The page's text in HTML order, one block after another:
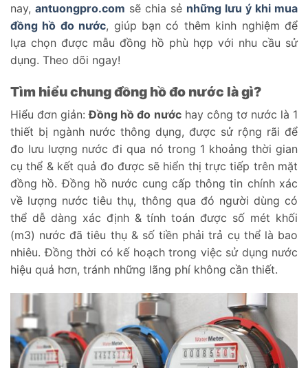
nay, antuongpro.com sẽ chia sẻ những lưu ý khi mua
đồng hồ đo nước, giúp bạn có thêm kinh nghiệm để
lựa chọn được mẫu đồng hồ phù hợp với nhu cầu sử
dụng. Theo dõi ngay!
Tìm hiểu chung đồng hồ đo nước là gì?
Hiểu đơn giản:Đồng hồ đo nướchay công tơ nước là 1
thiết bị ngành nước thông dụng, được sử rộng rãi để
đo lưu lượng nước đi qua nó trong 1 khoảng thời gian
cụ thể & kết quả đo được sẽ hiển thị trực tiếp trên mặt
đồng hồ. Đồng hồ nước cung cấp thông tin chính xác
về lượng nước tiêu thụ, thông qua đó người dùng có
thể dễ dàng xác định & tính toán được số mét khối
(m3) nước đã tiêu thụ & số tiền phải trả cụ thể là bao
nhiêu. Đồng thời có kế hoạch trong việc sử dụng nước
hiệu quả hơn, tránh những lãng phí không cần thiết.